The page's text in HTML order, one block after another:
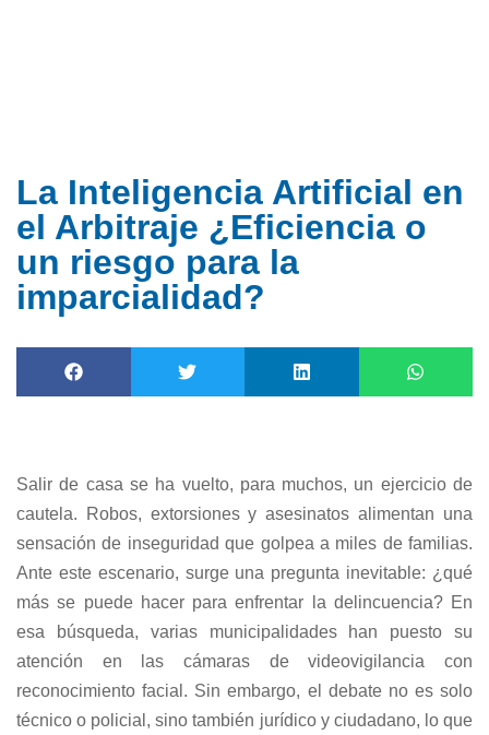
La Inteligencia Artificial en
el Arbitraje ¿Eficiencia o
un riesgo para la
imparcialidad?
Salir de casa se ha vuelto, para muchos, un ejercicio de
cautela. Robos, extorsiones y asesinatos alimentan una
sensación de inseguridad que golpea a miles de familias.
Ante este escenario, surge una pregunta inevitable: ¿qué
más se puede hacer para enfrentar la delincuencia? En
esa búsqueda, varias municipalidades han puesto su
atención en las cámaras de videovigilancia con
reconocimiento facial. Sin embargo, el debate no es solo
técnico o policial, sino también jurídico y ciudadano, lo que